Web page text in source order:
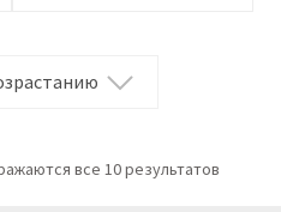
все 10 результатов